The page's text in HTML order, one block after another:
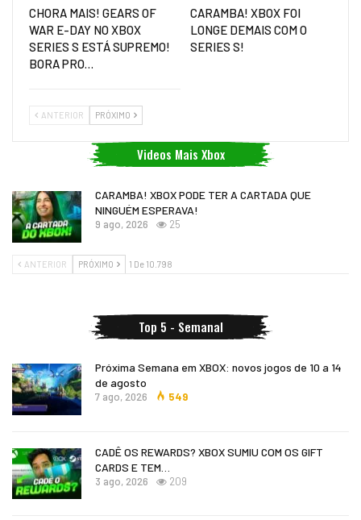
CHORA MAIS! GEARS OF
WAR E-DAY NO XBOX
SERIES S ESTÁ SUPREMO!
BORA PRO…
CARAMBA! XBOX FOI
LONGE DEMAIS COM O
SERIES S!
ANTERIOR PRÓXIMO
Videos Mais Xbox
CARAMBA! XBOX PODE TER A CARTADA QUE
NINGUÉM ESPERAVA!
9 ago, 2026 25
ANTERIOR PRÓXIMO 1 De 10.798
Top 5 - Semanal
Próxima Semana em XBOX: novos jogos de 10 a 14
de agosto
7 ago, 2026 549
CADÊ OS REWARDS? XBOX SUMIU COM OS GIFT
CARDS E TEM…
3 ago, 2026 209